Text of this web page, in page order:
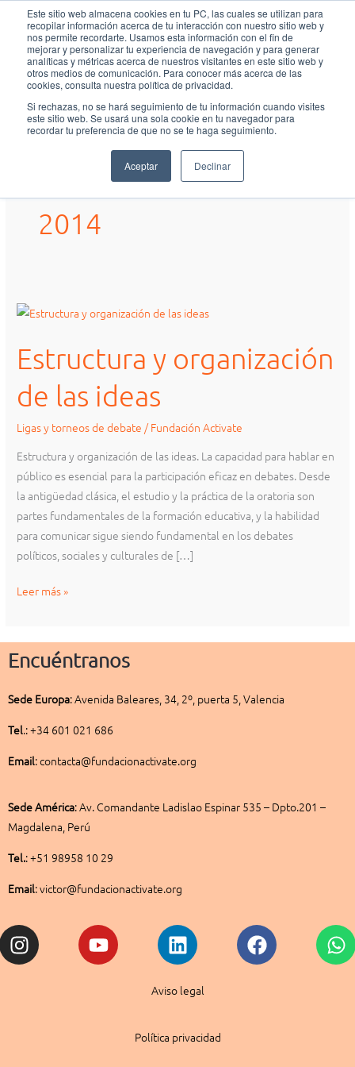
Este sitio web almacena cookies en tu PC, las cuales se utilizan para
recopilar información acerca de tu interacción con nuestro sitio web y
nos permite recordarte. Usamos esta información con el fin de
mejorar y personalizar tu experiencia de navegación y para generar
analíticas y métricas acerca de nuestros visitantes en este sitio web y
otros medios de comunicación. Para conocer más acerca de las
cookies, consulta nuestra política de privacidad.
Si rechazas, no se hará seguimiento de tu información cuando visites
este sitio web. Se usará una sola cookie en tu navegador para
recordar tu preferencia de que no se te haga seguimiento.
Aceptar Declinar
contenido
Fundación Actívate
13 de septiembre de
2014
Estructura y organización
de las ideas
Ligas y torneos de debate /Fundación Activate
Estructura y organización de las ideas. La capacidad para hablar en
público es esencial para la participación eficaz en debates. Desde
la antigüedad clásica, el estudio y la práctica de la oratoria son
partes fundamentales de la formación educativa, y la habilidad
para comunicar sigue siendo fundamental en los debates
políticos, sociales y culturales de […]
Estructura
organización
de
las
ideas
Leer más »
Encuéntranos
Sede Europa:Avenida Baleares, 34, 2º, puerta 5, Valencia
Tel.: +34 601 021 686
Email: contacta@fundacionactivate.org
Sede América:Av. Comandante Ladislao Espinar 535 – Dpto.201 –
Magdalena, Perú
Tel.: +51 98958 10 29
Email: victor@fundacionactivate.org
InstagramYoutubeLinkedin Facebook
Aviso legal
Política privacidad